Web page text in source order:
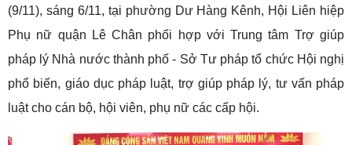
(9/11), sáng 6/11, tại phường Dư Hàng Kênh, Hội Liên hiệp
Phụ nữ quận Lê Chân phối hợp với Trung tâm Trợ giúp
pháp lý Nhà nước thành phố - Sở Tư pháptổ chức Hội nghị
phổ biến, giáo dục pháp luật, trợ giúp pháp lý, tư vấn pháp
luật cho cán bộ, hội viên, phụ nữ các cấp hội.